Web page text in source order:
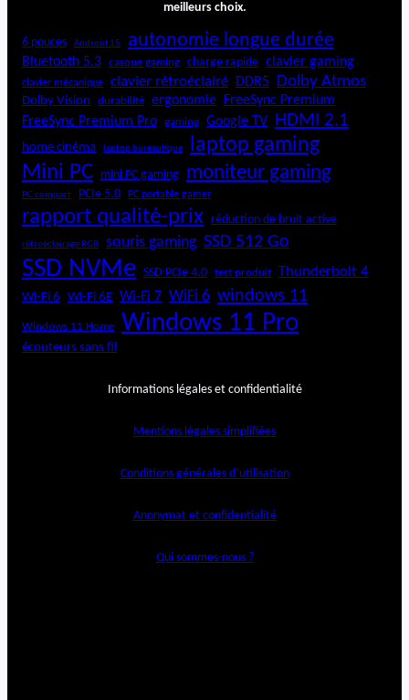
meilleurs choix.
6 pouces Android 15 autonomie longue durée
Bluetooth 5.3 casque gaming charge rapide clavier gaming
clavier mécanique clavier rétroéclairé DDR5 Dolby Atmos
Dolby Vision durabilité ergonomie FreeSync Premium
FreeSync Premium Pro
gaming Google TV HDMI 2.1
home cinéma laptop bureautique laptop gaming
Mini PC mini PC gaming moniteur gaming
PC compact PCIe 5.0 PC portable gamer
rapport qualité-prix réduction de bruit active
rétroéclairage RGB souris gaming SSD 512 Go
SSD NVMe SSD PCIe 4.0 test produit Thunderbolt 4
Wi-Fi 6 Wi-Fi 6E Wi-Fi 7 WiFi 6 windows 11
Windows 11 Home Windows 11 Pro
écouteurs sans fil
Informations légales et confidentialité
Mentions légales simplifiées
Conditions générales d’utilisation
Anonymat et confidentialité
Qui sommes-nous ?